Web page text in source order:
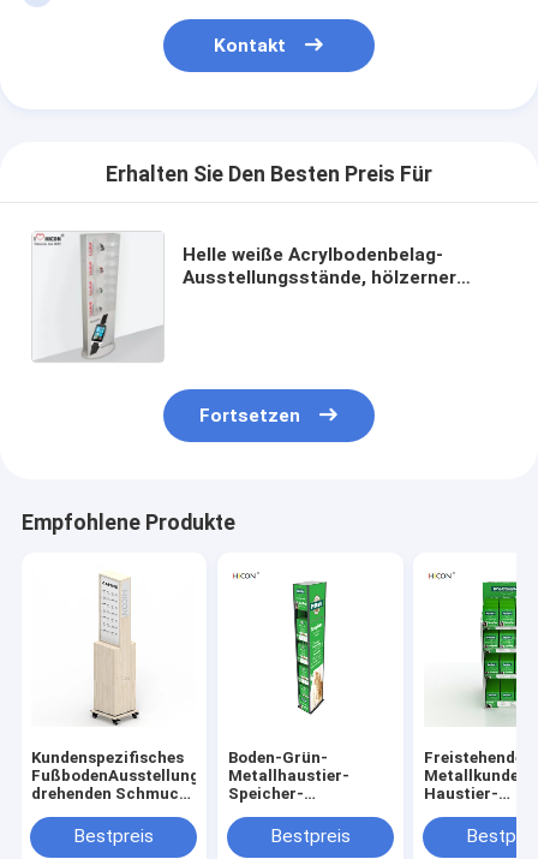
Kontakt
Erhalten Sie Den Besten Preis Für
Helle weiße Acrylbodenbelag-
Ausstellungsstände, hölzerner
Fortsetzen
Empfohlene Produkte
Kundenspezifisches
FußbodenAusstellungsstand
drehenden Schmuck-
für Einzelhandel
Bestpreis
Boden-Grün-
Metallhaustier-
Speicher-
mit Aufkleber-Halter
für Verkauf
Bestpreis
Freistehendes
Haustier-
Gestell des
Tiers